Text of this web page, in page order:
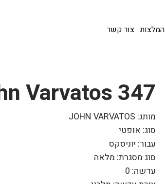
המלצות צור קשר
347 John Varvatos
מותג: JOHN VARVATOS
סוג: אופטי
עבור: יוניסקס
סוג מסגרת: מלאה
עדשה: 0